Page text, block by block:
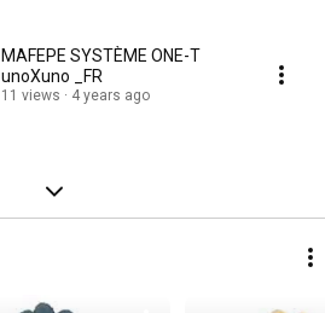
MAFEPE SYSTÈME ONE-T
unoXuno _FR
11 views 4 years ago